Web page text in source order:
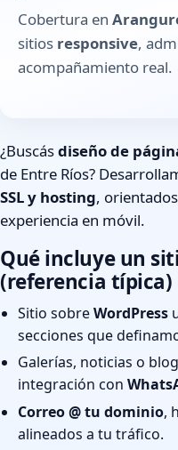
Cobertura en
sitios responsive,
acompañamiento real.
¿Buscásdiseño de
de Entre Ríos?
SSL y hosting,
experiencia en móvil.
Qué incluye un
(referencia típica)
Sitio sobreWordPress
secciones que
Galerías, noticias o
integración con
Correo @ tu dominio,
alineados a tu tráfico.